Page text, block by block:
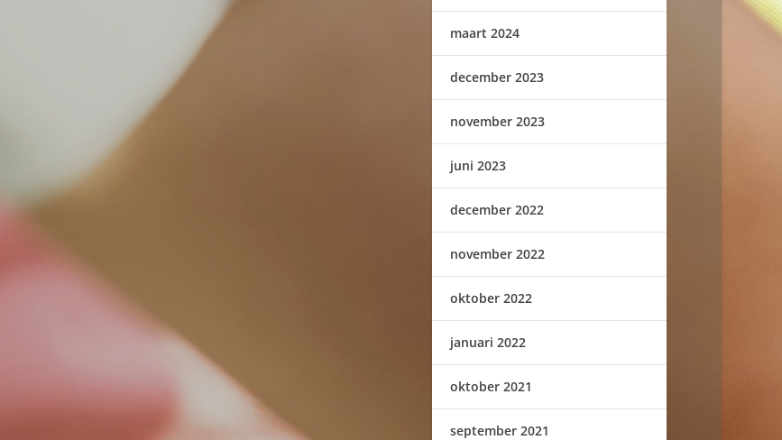
maart 2024
december 2023
november 2023
juni 2023
december 2022
november 2022
oktober 2022
januari 2022
oktober 2021
september 2021